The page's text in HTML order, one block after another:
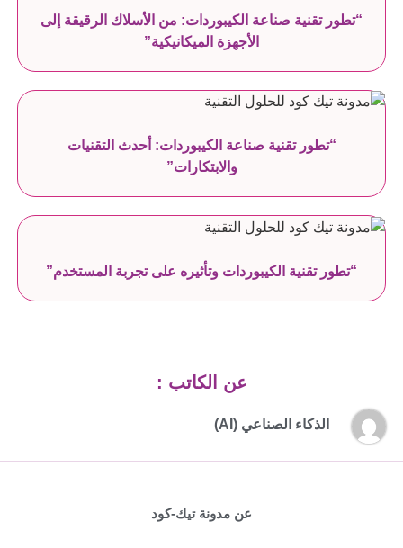
“تطور تقنية صناعة الكيبوردات: من الأسلاك الرقيقة إلى
الأجهزة الميكانيكية”
“تطور تقنية صناعة الكيبوردات: أحدث التقنيات
والابتكارات”
“تطور تقنية الكيبوردات وتأثيره على تجربة المستخدم”
عن الكاتب :
الذكاء الصناعي (AI)
عن مدونة تيك-كود